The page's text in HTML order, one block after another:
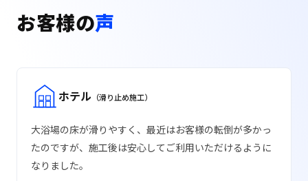
お客様の声
ホテル （滑り止め施工）
大浴場の床が滑りやすく、最近はお客様の転倒が多かっ
たのですが、施工後は安心してご利用いただけるように
なりました。